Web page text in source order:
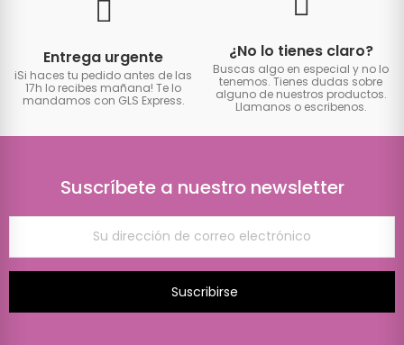
Entrega urgente
iSi haces tu pedido antes de las
17h lo recibes mañana! Te lo
mandamos con GLS Express.
¿No lo tienes claro?
Buscas algo en especial y no lo
tenemos. Tienes dudas sobre
alguno de nuestros productos.
Llamanos o escribenos.
Suscríbete a nuestro newsletter
Suscribirse